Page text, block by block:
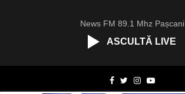
News FM 89.1 Mhz Pașcani
ASCULTĂ LIVE
Facebook
TwitterInstagram
Youtube